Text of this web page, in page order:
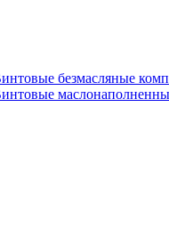
безмасляные